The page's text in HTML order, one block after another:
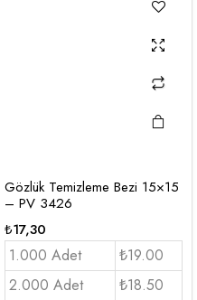
Gözlük Temizleme Bezi 15×15
– PV 3426
₺17,30
1.000 Adet
₺19.00
2.000 Adet
₺18.50